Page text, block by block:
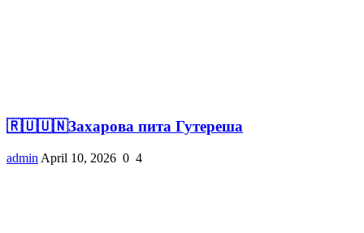
🇷🇺🇺🇳Захарова пита Гутереша
admin April 10, 2026 0 4